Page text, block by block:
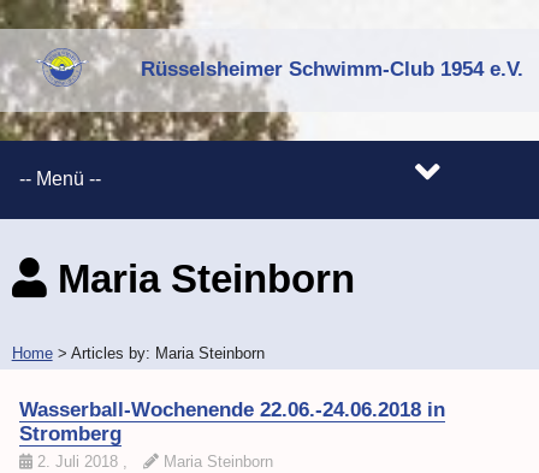
Rüsselsheimer Schwimm-Club 1954 e.V.
Maria Steinborn
Home> Articles by: Maria Steinborn
Wasserball-Wochenende 22.06.-24.06.2018 in
Stromberg
2. Juli 2018 , Maria Steinborn